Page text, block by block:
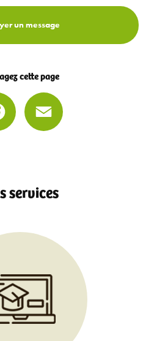
un message
cette page
Facebook
services